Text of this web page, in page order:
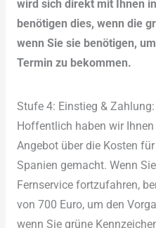
wird sich direkt mit Ihnen
benötigen dies, wenn die
wenn Sie sie benötigen,
Termin zu bekommen.
Stufe 4: Einstieg & Zahlung:
Hoffentlich haben wir
Angebot über die Kosten
Spanien gemacht. Wenn
Fernservice fortzufahren,
von 700 Euro, um den
wenn Sie grüne